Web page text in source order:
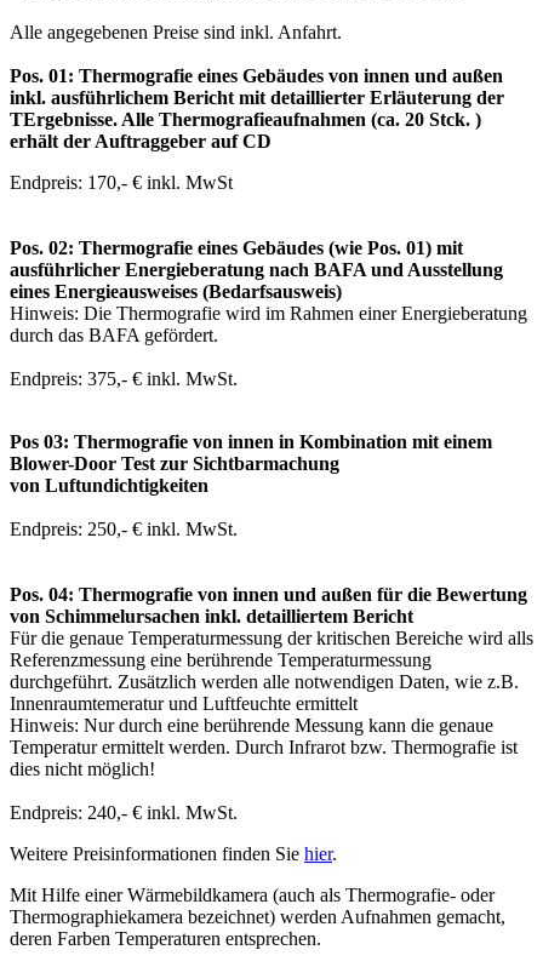
Alle angegebenen Preise sind inkl. Anfahrt.
Pos. 01: Thermografie eines Gebäudes von innen und außen
inkl. ausführlichem Bericht mit detaillierter Erläuterung der
TErgebnisse. Alle Thermografieaufnahmen (ca. 20 Stck. )
erhält der Auftraggeber auf CD
Endpreis: 170,- € inkl. MwSt
Pos. 02: Thermografie eines Gebäudes (wie Pos. 01) mit
ausführlicher Energieberatung nach BAFA und Ausstellung
eines Energieausweises (Bedarfsausweis)
Hinweis: Die Thermografie wird im Rahmen einer Energieberatung
durch das BAFA gefördert.
Endpreis: 375,- € inkl. MwSt.
Pos 03: Thermografie von innen in Kombination mit einem
Blower-Door Test zur Sichtbarmachung
von Luftundichtigkeiten
Endpreis: 250,- € inkl. MwSt.
Pos. 04: Thermografie von innen und außen für die Bewertung
von Schimmelursachen inkl. detailliertem Bericht
Für die genaue Temperaturmessung der kritischen Bereiche wird alls
Referenzmessung eine berührende Temperaturmessung
durchgeführt. Zusätzlich werden alle notwendigen Daten, wie z.B.
Innenraumtemeratur und Luftfeuchte ermittelt
Hinweis: Nur durch eine berührende Messung kann die genaue
Temperatur ermittelt werden. Durch Infrarot bzw. Thermografie ist
dies nicht möglich!
Endpreis: 240,- € inkl. MwSt.
Weitere Preisinformationen finden Sie hier.
Mit Hilfe einer Wärmebildkamera (auch als Thermografie- oder
Thermographiekamera bezeichnet) werden Aufnahmen gemacht,
deren Farben Temperaturen entsprechen.